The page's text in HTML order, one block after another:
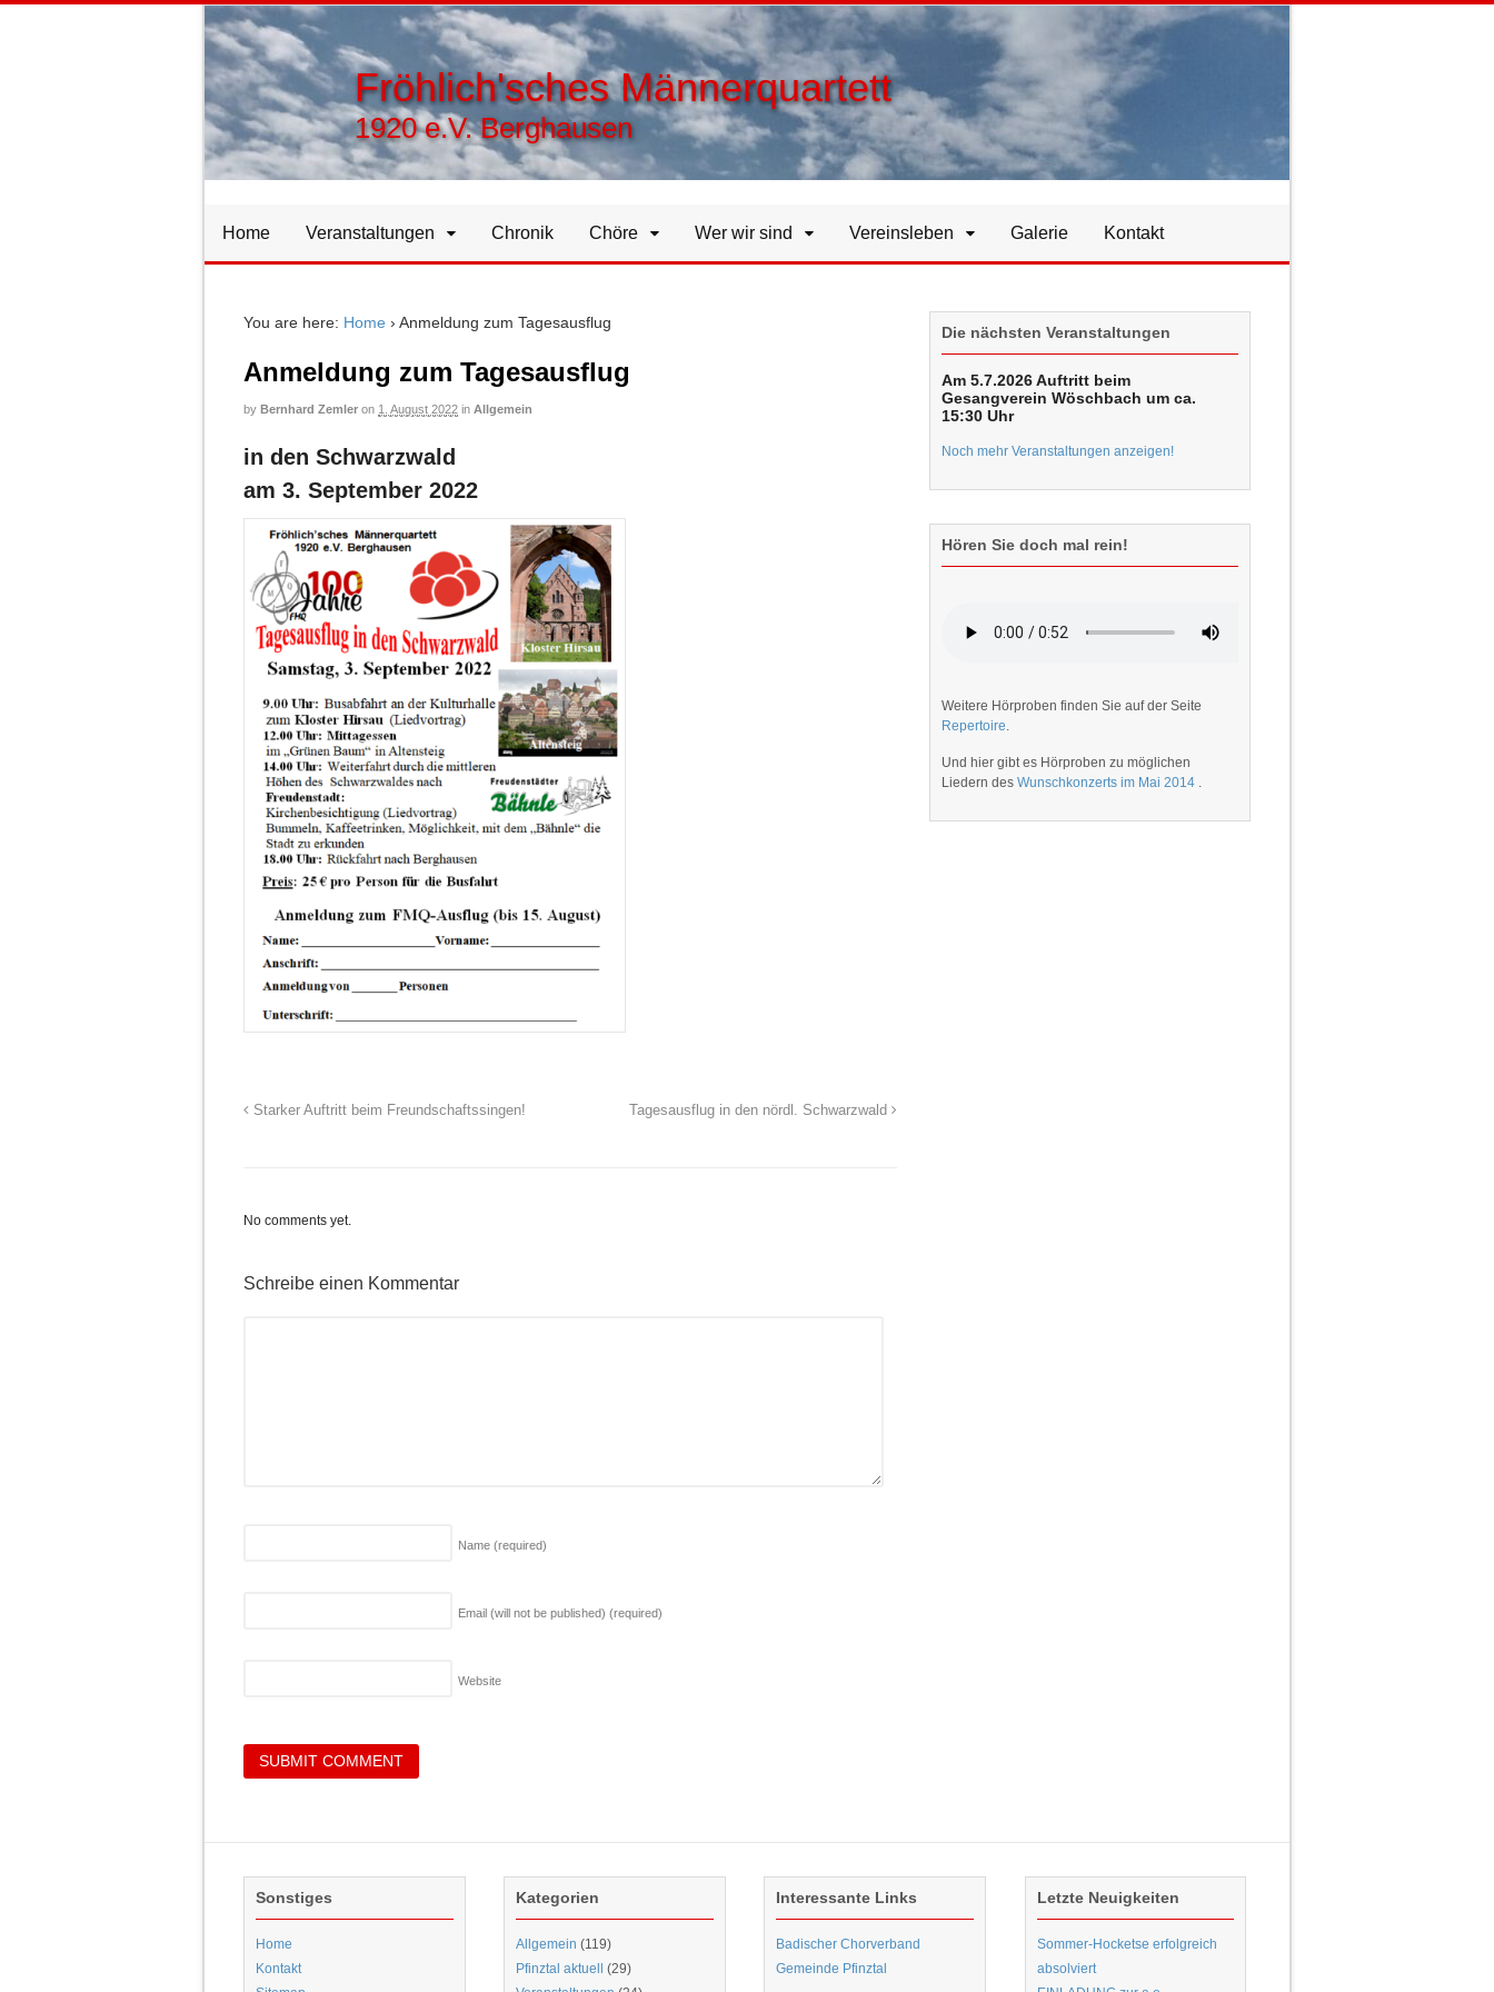
Fröhlich'sches Männerquartett
1920 e.V. Berghausen
Home Veranstaltungen Chronik Chöre Wer wir sind Vereinsleben Galerie Kontakt
You are here: Home › Anmeldung zum Tagesausflug
Anmeldung zum Tagesausflug
by Bernhard Zemler on 1. August 2022 in Allgemein
in den Schwarzwald
am 3. September 2022
Starker Auftritt beim Freundschaftssingen! Tagesausflug in den nördl. Schwarzwald
No comments yet.
Schreibe einen Kommentar
Name (required)
Email (will not be published) (required)
Website
Die nächsten Veranstaltungen
Am 5.7.2026 Auftritt beim
Gesangverein Wöschbach um ca.
15:30 Uhr
Noch mehr Veranstaltungen anzeigen!
Hören Sie doch mal rein!
Weitere Hörproben finden Sie auf der Seite
Repertoire
Und hier gibt es Hörproben zu möglichen
Liedern des Wunschkonzerts im Mai 2014
Sonstiges
Home
Kontakt
Kategorien
Allgemein (119)
Pfinztal aktuell
(29)
Interessante Links
Badischer Chorverband
Gemeinde Pfinztal
Letzte Neuigkeiten
Sommer-Hocketse erfolgreich
absolviert